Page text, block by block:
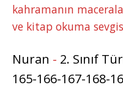
kahramanın
ve kitap okuma
Nuran - 2. Sınıf
165-166-167-168-